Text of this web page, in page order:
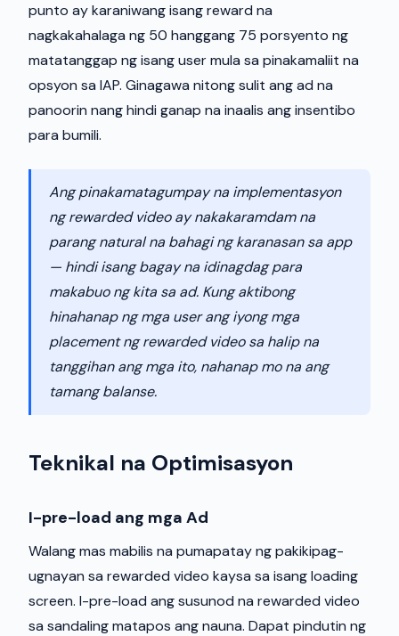
punto ay karaniwang isang reward na
nagkakahalaga ng 50 hanggang 75 porsyento ng
matatanggap ng isang user mula sa pinakamaliit na
opsyon sa IAP. Ginagawa nitong sulit ang ad na
panoorin nang hindi ganap na inaalis ang insentibo
para bumili.
Ang pinakamatagumpay na implementasyon
ng rewarded video ay nakakaramdam na
parang natural na bahagi ng karanasan sa app
— hindi isang bagay na idinagdag para
makabuo ng kita sa ad. Kung aktibong
hinahanap ng mga user ang iyong mga
placement ng rewarded video sa halip na
tanggihan ang mga ito, nahanap mo na ang
tamang balanse.
Teknikal na Optimisasyon
I-pre-load ang mga Ad
Walang mas mabilis na pumapatay ng pakikipag-
ugnayan sa rewarded video kaysa sa isang loading
screen. I-pre-load ang susunod na rewarded video
sa sandaling matapos ang nauna. Dapat pindutin ng